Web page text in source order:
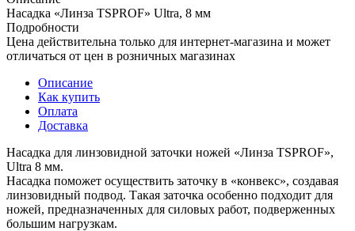
Насадка «Линза TSPROF» Ultra, 8 мм
Подробности
Цена действительна только для интернет-магазина и может
отличаться от цен в розничных магазинах
Описание
Как купить
Оплата
Доставка
Насадка для линзовидной заточки ножей «Линза TSPROF»,
Ultra 8 мм.
Насадка поможет осуществить заточку в «конвекс», создавая
линзовидный подвод. Такая заточка особенно подходит для
ножей, предназначенных для силовых работ, подверженных
большим нагрузкам.